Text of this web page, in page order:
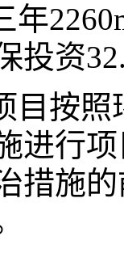
年
投资
目按
进行
措施